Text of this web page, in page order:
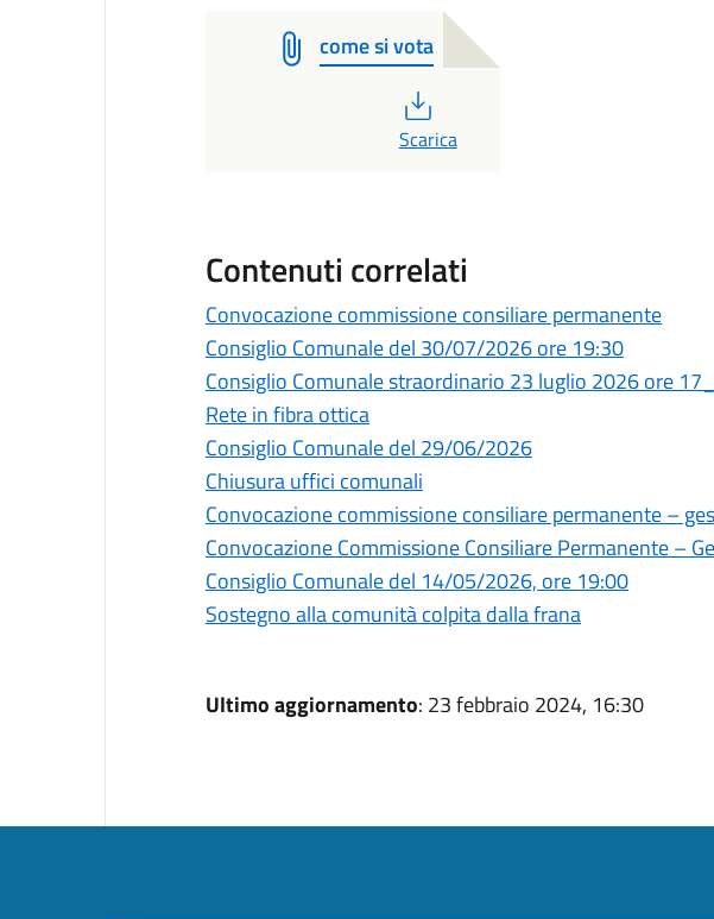
come si vota
PDF
Scarica
Contenuti correlati
Convocazione commissione consiliare permanente
Consiglio Comunale del 30/07/2026 ore 19:30
Consiglio Comunale straordinario 23 luglio 2026 ore
Rete in fibra ottica
Consiglio Comunale del 29/06/2026
Chiusura uffici comunali
Convocazione commissione consiliare permanente –
Convocazione Commissione Consiliare Permanente –
Consiglio Comunale del 14/05/2026, ore 19:00
Sostegno alla comunità colpita dalla frana
Ultimo aggiornamento: 23 febbraio 2024, 16:30